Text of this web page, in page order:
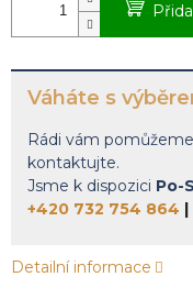
Váháte s
Rádi vám
kontaktujte.
Jsme k dispozici Po-
+420 732 754 864
Detailní informace